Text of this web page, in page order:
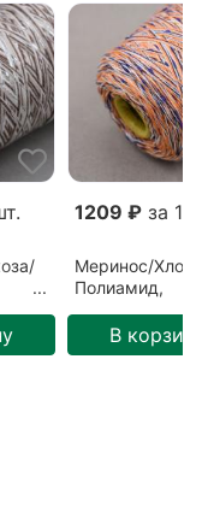
1209 ₽ за 1
Меринос/
Полиамид,
Голландия
(ГЛ-00073)
В